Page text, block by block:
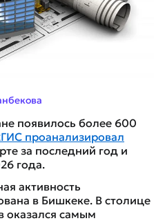
появилось более 600
проанализировал
за последний год и
года.
активность
в Бишкеке. В столице
оказался самым